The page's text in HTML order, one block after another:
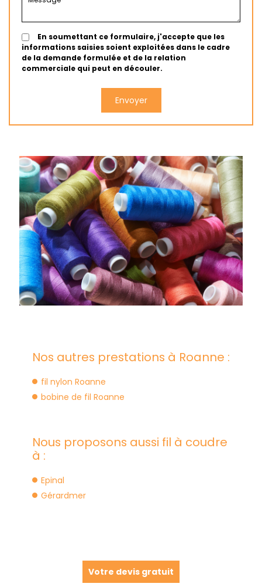
En soumettant ce formulaire, j'accepte que les
informations saisies soient exploitées dans le cadre
de la demande formulée et de la relation
commerciale qui peut en découler.
Nos autres prestations à Roanne :
fil nylon Roanne
bobine de fil Roanne
Nous proposons aussi fil à coudre
à :
Epinal
Gérardmer
Votre devis gratuit